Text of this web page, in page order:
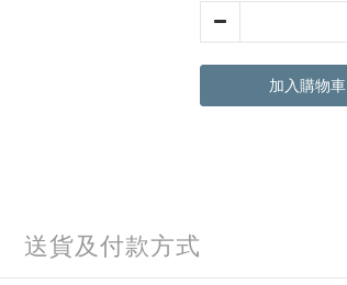
加入購物車
送貨及付款方式